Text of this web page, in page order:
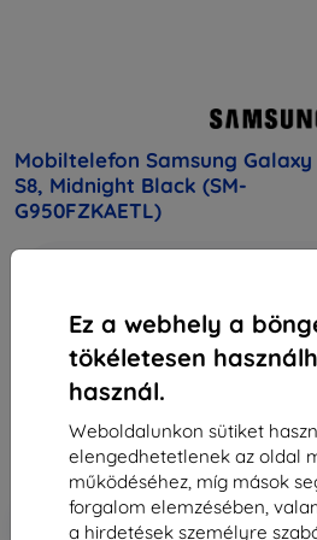
Ez a webhely a
tökéletesen
használ.
Weboldalunkon sütiket
elengedhetetlenek az oldal
működéséhez, míg mások
forgalom elemzésében,
a hirdetések személyre
Mobiltelefon Samsung Galaxy
S8, Midnight Black (SM-
G950FZKAETL)
Leírás és
Vegső ár
125 290 Ft
112 761 Ft
-10% Kedvezmény kuponnal